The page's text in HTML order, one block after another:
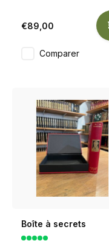
€89,00
Comparer
Boîte à secrets